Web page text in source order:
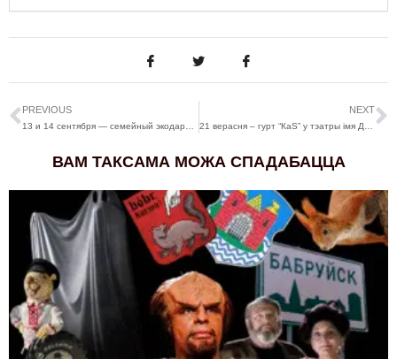
PREVIOUS NEXT
ВАМ ТАКСАМА МОЖА СПАДАБАЦЦА